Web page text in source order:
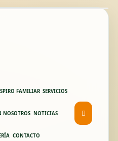
FAMILIAR SERVICIOS
NOSOTROS NOTICIAS
CONTACTO